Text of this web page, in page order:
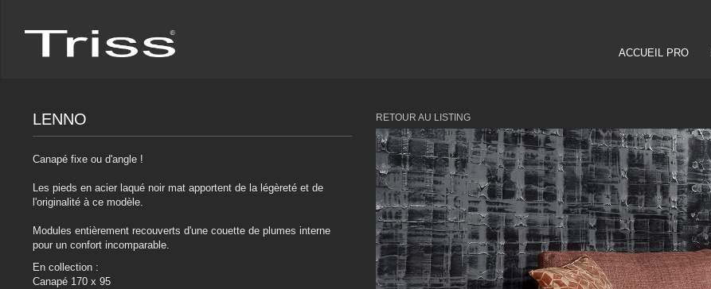
ACCUEIL PRO
LENNO
Canapé fixe ou d'angle !
Les pieds en acier laqué noir mat apportent de la légèreté et de
l'originalité à ce modèle.
Modules entièrement recouverts d'une couette de plumes interne
pour un confort incomparable.
En collection :
Canapé 170 x 95
RETOUR AU LISTING